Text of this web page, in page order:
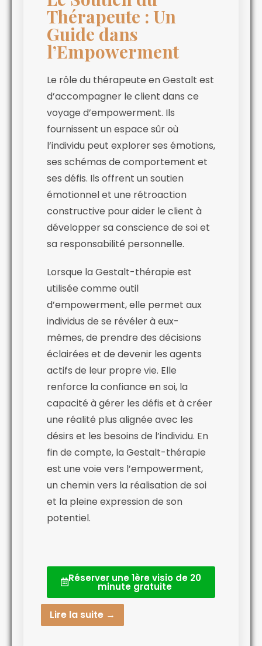
Thérapeute : Un
Guide dans
l’Empowerment
Le rôle du thérapeute en Gestalt est
d’accompagner le client dans ce
voyage d’empowerment. Ils
fournissent un espace sûr où
l’individu peut explorer ses émotions,
ses schémas de comportement et
ses défis. Ils offrent un soutien
émotionnel et une rétroaction
constructive pour aider le client à
développer sa conscience de soi et
sa responsabilité personnelle.
Lorsque la Gestalt-thérapie est
utilisée comme outil
d’empowerment, elle permet aux
individus de se révéler à eux-
mêmes, de prendre des décisions
éclairées et de devenir les agents
actifs de leur propre vie. Elle
renforce la confiance en soi, la
capacité à gérer les défis et à créer
une réalité plus alignée avec les
désirs et les besoins de l’individu. En
fin de compte, la Gestalt-thérapie
est une voie vers l’empowerment,
un chemin vers la réalisation de soi
et la pleine expression de son
potentiel.
Réserver une 1ère visio de 20
minute gratuite
Lire la suite →